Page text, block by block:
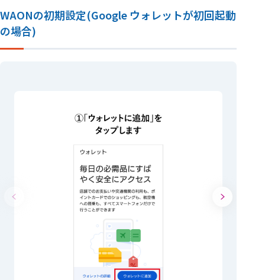
WAONの初期設定(Google ウォレットが初回起動
の場合)